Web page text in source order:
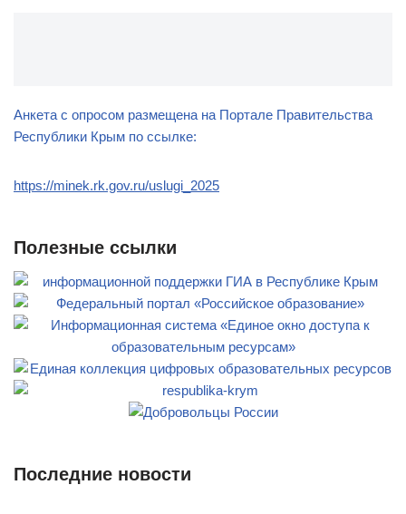
Анкета с опросом размещена на Портале Правительства
Республики Крым по ссылке:
https://minek.rk.gov.ru/uslugi_2025
Полезные ссылки
Последние новости